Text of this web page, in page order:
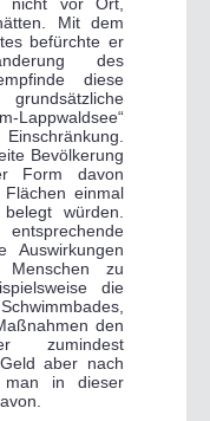
Mit dem
befürchte er
des
diese
Bevölkerung
Form davon
einmal
würden.
Auswirkungen
zu
die
den
zumindest
aber nach
man in dieser